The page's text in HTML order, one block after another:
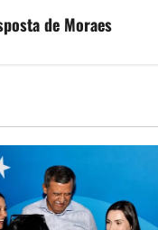
de Moraes